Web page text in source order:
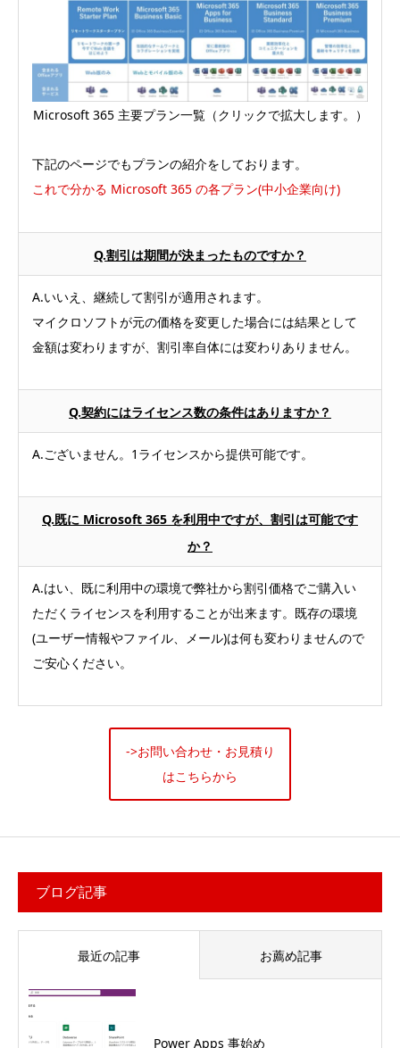
Microsoft 365 主要プラン一覧（クリックで拡大します。）
下記のページでもプランの紹介をしております。
これで分かる Microsoft 365 の各プラン(中小企業向け)
Q.割引は期間が決まったものですか？
A.いいえ、継続して割引が適用されます。
マイクロソフトが元の価格を変更した場合には結果として
金額は変わりますが、割引率自体には変わりありません。
Q.契約にはライセンス数の条件はありますか？
A.ございません。1ライセンスから提供可能です。
Q.既に Microsoft 365 を利用中ですが、割引は可能です
か？
A.はい、既に利用中の環境で弊社から割引価格でご購入い
ただくライセンスを利用することが出来ます。既存の環境
(ユーザー情報やファイル、メール)は何も変わりませんので
ご安心ください。
->お問い合わせ・お見積り
はこちらから
ブログ記事
最近の記事 お薦め記事
Power Apps 事始め